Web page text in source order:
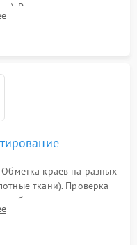
Регулировка прижима
дифференциального
краев на разных
ткани). Проверка
работы ролевого шва и
ткани.